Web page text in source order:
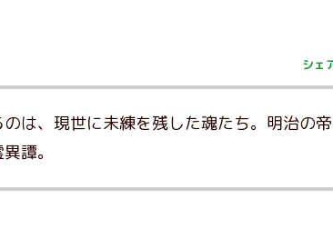
シェ
は、現世に未練を残した魂たち。明治の帝
譚。